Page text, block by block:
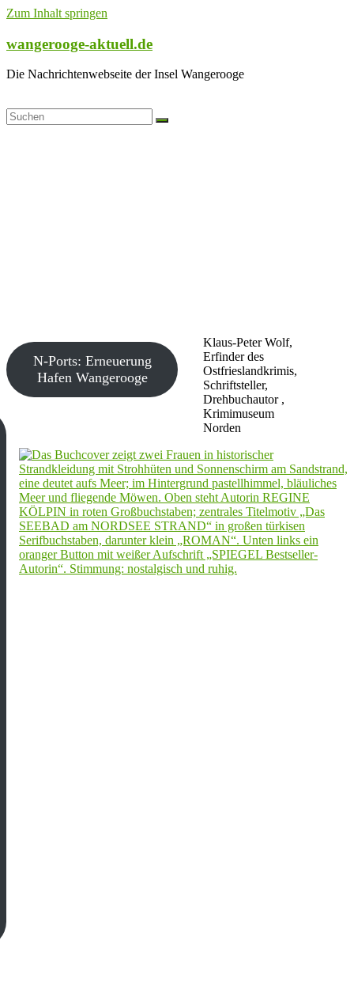
Zum Inhalt springen
wangerooge-aktuell.de
Die Nachrichtenwebseite der Insel Wangerooge
Klaus-Peter Wolf,
Erfinder des
Ostfrieslandkrimis,
Schriftsteller,
Drehbuchautor ,
Krimimuseum
Norden
N-Ports: Erneuerung
Hafen Wangerooge